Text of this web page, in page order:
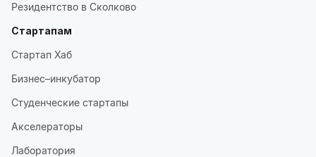
Резидентство в Сколково
Стартапам
Стартап Хаб
Бизнес–инкубатор
Студенческие стартапы
Акселераторы
Лаборатория